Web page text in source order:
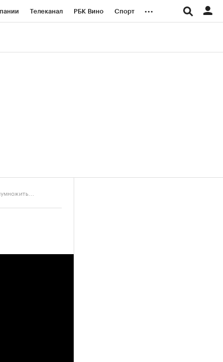
Телеканал РБК Вино Спорт ...